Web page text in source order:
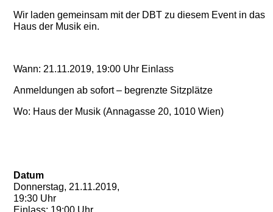
Wir laden gemeinsam mit der DBT zu diesem Event in das
Haus der Musik ein.
Wann: 21.11.2019, 19:00 Uhr Einlass
Anmeldungen ab sofort – begrenzte Sitzplätze
Wo: Haus der Musik (Annagasse 20, 1010 Wien)
Datum
Donnerstag, 21.11.2019,
19:30 Uhr